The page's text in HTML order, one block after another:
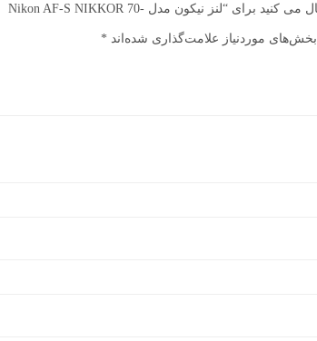
اولین نفری باشید که دیدگاهی را ارسال می کنید برای “لنز نیکون مدل Nikon AF-S NIKKOR 70-
بخش‌های موردنیاز علامت‌گذاری شده‌اند *